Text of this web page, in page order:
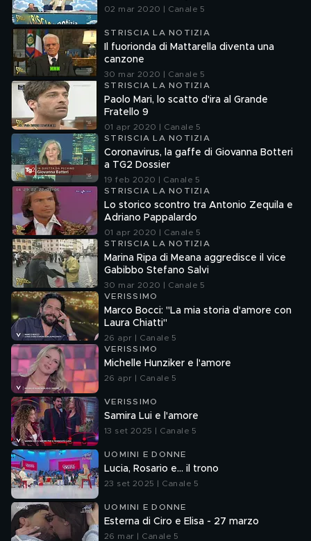
02 mar 2020 | Canale 5
STRISCIA LA NOTIZIA
Il fuorionda di Mattarella diventa una
canzone
30 mar 2020 | Canale 5
STRISCIA LA NOTIZIA
Paolo Mari, lo scatto d'ira al Grande
Fratello 9
01 apr 2020 | Canale 5
STRISCIA LA NOTIZIA
Coronavirus, la gaffe di Giovanna Botteri
a TG2 Dossier
19 feb 2020 | Canale 5
STRISCIA LA NOTIZIA
Lo storico scontro tra Antonio Zequila e
Adriano Pappalardo
01 apr 2020 | Canale 5
STRISCIA LA NOTIZIA
Marina Ripa di Meana aggredisce il vice
Gabibbo Stefano Salvi
30 mar 2020 | Canale 5
VERISSIMO
Marco Bocci: "La mia storia d'amore con
Laura Chiatti"
26 apr | Canale 5
VERISSIMO
Michelle Hunziker e l'amore
26 apr | Canale 5
VERISSIMO
Samira Lui e l'amore
13 set 2025 | Canale 5
UOMINI E DONNE
Lucia, Rosario e... il trono
23 set 2025 | Canale 5
UOMINI E DONNE
Esterna di Ciro e Elisa - 27 marzo
26 mar | Canale 5